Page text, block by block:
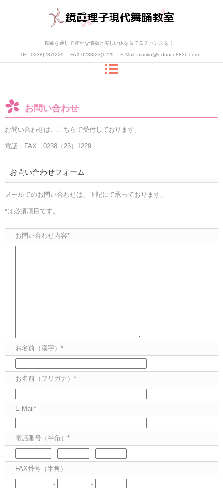
舞踊を通して豊かな情操と美しい体を育てるチャンスを！
TEL.0238(23)1229 FAX.0238(23)1229 E-Mail: mariko@k-dance8830.com
お問い合わせ
お問い合わせは、こちらで受付しております。
電話・FAX 0238（23）1229
お問い合わせフォーム
メールでのお問い合わせは、下記にて承っております。
*は必須項目です。
お問い合わせ内容*
お名前（漢字）*
お名前（フリガナ）*
E-Mail*
電話番号（半角）*
-
-
FAX番号（半角）
- -